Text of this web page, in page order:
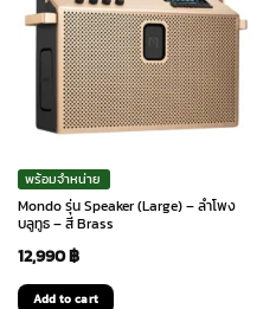
พร้อมจำหน่าย
Mondo รุ่น Speaker (Large) – ลำโพง
บลูทูธ – สี Brass
12,990฿
Add to cart